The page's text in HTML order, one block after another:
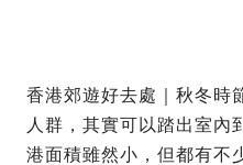
香港郊遊好去處｜秋冬時
人群，其實可以踏出室內
港面積雖然小，但都有不